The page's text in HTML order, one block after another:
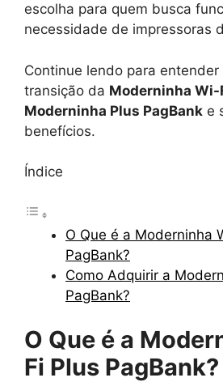
escolha para quem busca
necessidade de impressoras
Continue lendo para entender
transição da Moderninha Wi-
Moderninha Plus PagBank e
benefícios.
Índice
O Que é a Moderninha
PagBank?
Como Adquirir a
PagBank?
O Que é a
Fi Plus PagBank?